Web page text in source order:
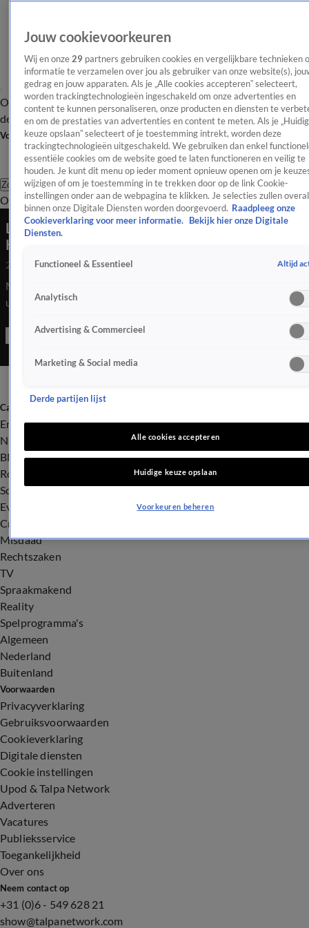
OverzichtAfleveringen Entertainment TV Algemeen
Tip
de redactieNieuwsbrief
Volg Shownieuws
Zoeken
OverzichtEntertainmentSpraakmakendRealityCrimeVideo's
Lijsttrekkers brengen stem uit voor Tweede
Kamerverkiezingen (Hart van Nederland)
29 okt 2025, 11:02
Meerdere lijstrekkers hebben woensdagochtend hun stem
uitgebracht voor de Tweede Kamerverkiezingen.
Categorieën
Entertainment
Nieuws
BN'ers
Royalty
Songfestival
Evenementen
Crime
Misdaad
Rechtszaken
TV
Spraakmakend
Reality
Spelprogramma's
Algemeen
Nederland
Buitenland
Voorwaarden
Privacyverklaring
Gebruiksvoorwaarden
Cookieverklaring
Digitale diensten
Cookie instellingen
Upod & Talpa Network
Adverteren
Vacatures
Publieksservice
Toegankelijkheid
Over ons
Neem contact op
+31 (0)6 - 549 628 21
show@talpanetwork.com
Jouw cookievoorkeuren
Wij en onze 29 partners gebruiken cookies en vergelijkbare technieken
informatie te verzamelen over jou als gebruiker van onze website(s),
gedrag en jouw apparaten. Als je „Alle cookies accepteren” selecteert,
worden trackingtechnologieën ingeschakeld om onze advertenties en
content te kunnen personaliseren, onze producten en diensten te
en om de prestaties van advertenties en content te meten. Als je
keuze opslaan” selecteert of je toestemming intrekt, worden deze
trackingtechnologieën uitgeschakeld. We gebruiken dan enkel
essentiële cookies om de website goed te laten functioneren en veilig te
houden. Je kunt dit menu op ieder moment opnieuw openen om je
wijzigen of om je toestemming in te trekken door op de link Cookie-
instellingen onder aan de webpagina te klikken. Je selecties zullen overal
binnen onze Digitale Diensten worden doorgevoerd. Raadpleeg onze
Cookieverklaring voor meer informatie.
Bekijk hier onze Digitale
Diensten.
Functioneel & Essentieel Altijd
Analytisch
Advertising & Commercieel
Marketing & Social media
Derde partijen lijst
Alle cookies accepteren
Huidige keuze opslaan
Voorkeuren beheren